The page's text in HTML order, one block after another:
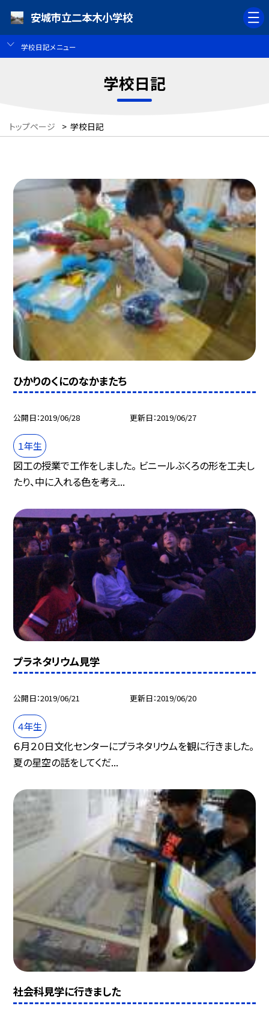
安城市立二本木小学校
学校日記メニュー
学校日記
トップページ > 学校日記
ひかりのくにのなかまたち
公開日 2019/06/28 更新日 2019/06/27
１年生
図工の授業で工作をしました。 ビニールぶくろの形を工夫し
たり、中に入れる色を考え...
プラネタリウム見学
公開日 2019/06/21 更新日 2019/06/20
４年生
６月２０日文化センターにプラネタリウムを観に行きました。
夏の星空の話をしてくだ...
社会科見学に行きました